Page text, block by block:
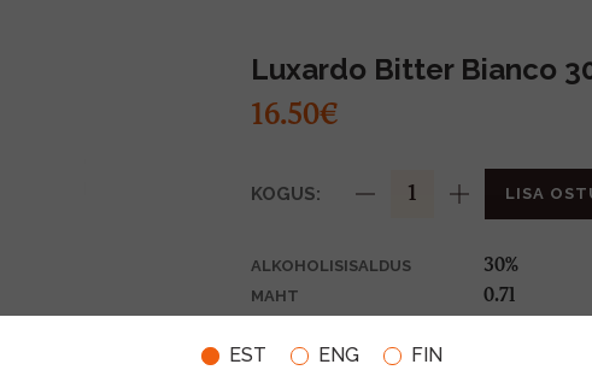
EST ENG FIN
Luxardo Bitter Bianco
16.50€
KOGUS: LISA
ALKOHOLISISALDUS 30%
MAHT 0.7l
TOOTE LIIK